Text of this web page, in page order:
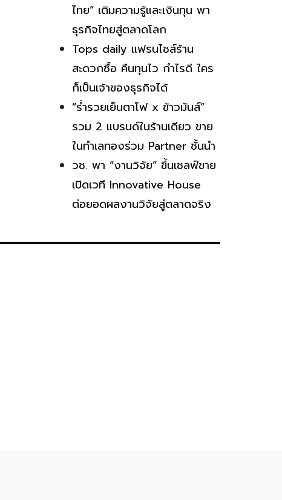
ไทย” เติมความรู้และเงินทุน พา
ธุรกิจไทยสู่ตลาดโลก
Tops daily แฟรนไชส์ร้าน
สะดวกซื้อ คืนทุนไว กำไรดี ใคร
ก็เป็นเจ้าของธุรกิจได้
“ร่ำรวยเย็นตาโฟ x ข้าวมันส์”
รวม 2 แบรนด์ในร้านเดียว ขาย
ในทำเลทองร่วม Partner ชั้นนำ
วช. พา “งานวิจัย” ขึ้นเชลฟ์ขาย
เปิดเวที Innovative House
ต่อยอดผลงานวิจัยสู่ตลาดจริง